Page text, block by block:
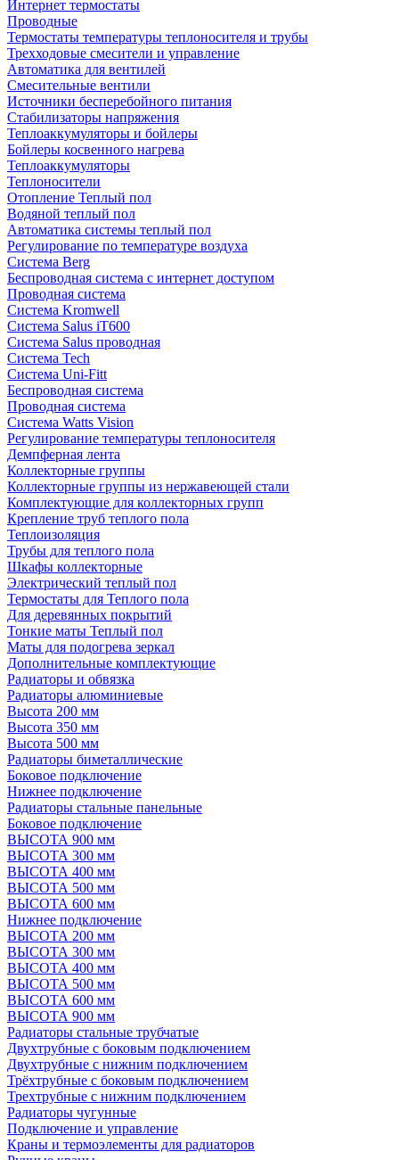
Интернет термостаты
Проводные
Термостаты температуры теплоносителя и трубы
Трехходовые смесители и управление
Автоматика для вентилей
Смесительные вентили
Источники бесперебойного питания
Стабилизаторы напряжения
Теплоаккумуляторы и бойлеры
Бойлеры косвенного нагрева
Теплоаккумуляторы
Теплоносители
Отопление Теплый пол
Водяной теплый пол
Автоматика системы теплый пол
Регулирование по температуре воздуха
Система Berg
Беспроводная система с интернет доступом
Проводная система
Система Kromwell
Система Salus iT600
Система Salus проводная
Система Tech
Система Uni-Fitt
Беспроводная система
Проводная система
Система Watts Vision
Регулирование температуры теплоносителя
Демпферная лента
Коллекторные группы
Коллекторные группы из нержавеющей стали
Комплектующие для коллекторных групп
Крепление труб теплого пола
Теплоизоляция
Трубы для теплого пола
Шкафы коллекторные
Электрический теплый пол
Термостаты для Теплого пола
Для деревянных покрытий
Тонкие маты Теплый пол
Маты для подогрева зеркал
Дополнительные комплектующие
Радиаторы и обвязка
Радиаторы алюминиевые
Высота 200 мм
Высота 350 мм
Высота 500 мм
Радиаторы биметаллические
Боковое подключение
Нижнее подключение
Радиаторы стальные панельные
Боковое подключение
ВЫСОТА 900 мм
ВЫСОТА 300 мм
ВЫСОТА 400 мм
ВЫСОТА 500 мм
ВЫСОТА 600 мм
Нижнее подключение
ВЫСОТА 200 мм
ВЫСОТА 300 мм
ВЫСОТА 400 мм
ВЫСОТА 500 мм
ВЫСОТА 600 мм
ВЫСОТА 900 мм
Радиаторы стальные трубчатые
Двухтрубные с боковым подключением
Двухтрубные с нижним подключением
Трёхтрубные с боковым подключением
Трехтрубные с нижним подключением
Радиаторы чугунные
Подключение и управление
Краны и термоэлементы для радиаторов